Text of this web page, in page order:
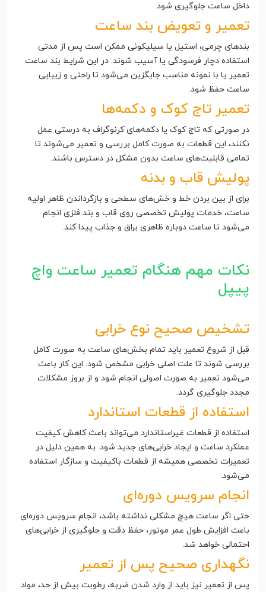
داخل ساعت جلوگیری شود.
تعمیر و تعویض بند ساعت
بندهای چرمی، استیل یا سیلیکونی ممکن است پس از مدتی
استفاده دچار فرسودگی یا آسیب شوند. در این شرایط بند ساعت
تعمیر یا با نمونه مناسب جایگزین می‌شود تا راحتی و زیبایی
ساعت حفظ شود.
تعمیر تاج کوک و دکمه‌ها
در صورتی که تاج کوک یا دکمه‌های کرنوگراف به درستی عمل
نکنند، این قطعات به صورت کامل بررسی و تعمیر می‌شوند تا
تمامی قابلیت‌های ساعت بدون مشکل در دسترس باشند.
پولیش قاب و بدنه
برای از بین بردن خط و خش‌های سطحی و بازگرداندن ظاهر اولیه
ساعت، خدمات پولیش تخصصی روی قاب و بند فلزی انجام
می‌شود تا ساعت دوباره ظاهری براق و جذاب پیدا کند.
نکات مهم هنگام تعمیر ساعت واچ
پیپل
تشخیص صحیح نوع خرابی
قبل از شروع تعمیر باید تمام بخش‌های ساعت به صورت کامل
بررسی شوند تا علت اصلی خرابی مشخص شود. این کار باعث
می‌شود تعمیر به صورت اصولی انجام شود و از بروز مشکلات
مجدد جلوگیری گردد.
استفاده از قطعات استاندارد
استفاده از قطعات غیراستاندارد می‌تواند باعث کاهش کیفیت
عملکرد ساعت و ایجاد خرابی‌های جدید شود. به همین دلیل در
تعمیرات تخصصی همیشه از قطعات باکیفیت و سازگار استفاده
می‌شود.
انجام سرویس دوره‌ای
حتی اگر ساعت هیچ مشکلی نداشته باشد، انجام سرویس دوره‌ای
باعث افزایش طول عمر موتور، حفظ دقت و جلوگیری از خرابی‌های
احتمالی خواهد شد.
نگهداری صحیح پس از تعمیر
پس از تعمیر نیز باید از وارد شدن ضربه، رطوبت بیش از حد، مواد